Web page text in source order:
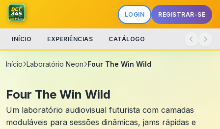
LOGIN REGISTRAR-SE
INÍCIO EXPERIÊNCIAS CATÁLOGO
Início Laboratório Neon Four The Win Wild
Four The Win Wild
Um laboratório audiovisual futurista com camadas
moduláveis para sessões dinâmicas, jams rápidas e